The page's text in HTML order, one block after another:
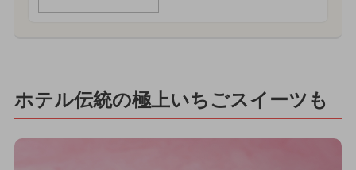
ホテル伝統の極上いちごスイーツも